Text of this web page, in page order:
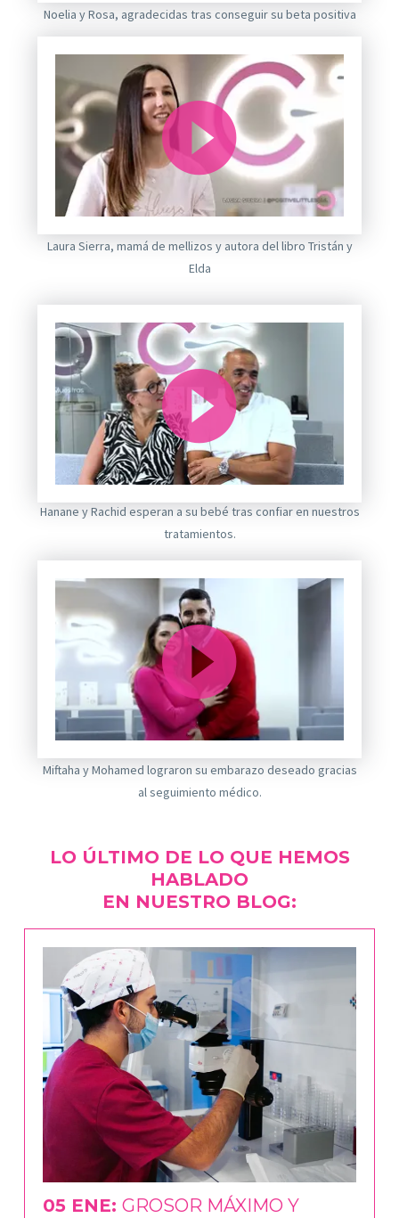
de
vídeo
Noelia y Rosa, agradecidas tras conseguir su beta positiva
de
Laura Sierra, mamá de mellizos y autora del libro Tristán y
Elda
de
Hanane y Rachid esperan a su bebé tras confiar en nuestros
tratamientos.
de
Miftaha y Mohamed lograron su embarazo deseado gracias
al seguimiento médico.
LO ÚLTIMO DE LO QUE HEMOS
HABLADO
EN NUESTRO BLOG:
05 ENE: GROSOR MÁXIMO Y